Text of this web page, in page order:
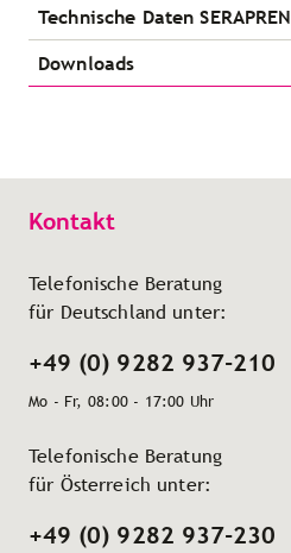
Technische Daten SERAPREN
Downloads
Kontakt
Telefonische Beratung
für Deutschland unter:
+49 (0) 9282 937-210
Mo - Fr, 08:00 - 17:00 Uhr
Telefonische Beratung
für Österreich unter:
+49 (0) 9282 937-230